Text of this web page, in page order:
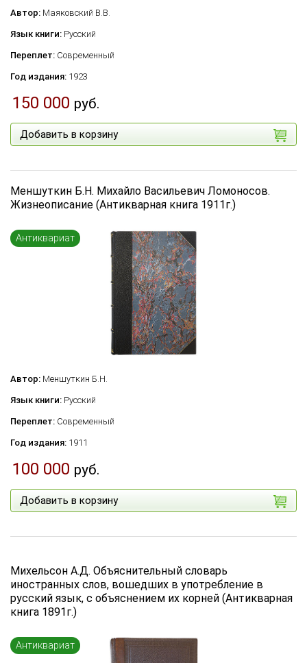
Автор: Маяковский В.В.
Язык книги: Русский
Переплет: Современный
Год издания: 1923
150 000 руб.
Добавить в корзину
Меншуткин Б.Н. Михайло Васильевич Ломоносов.
Жизнеописание (Антикварная книга 1911г.)
Антиквариат
Автор: Меншуткин Б.Н.
Язык книги: Русский
Переплет: Современный
Год издания: 1911
100 000 руб.
Добавить в корзину
Михельсон А.Д. Объяснительный словарь
иностранных слов, вошедших в употребление в
русский язык, с объяснением их корней (Антикварная
книга 1891г.)
Антиквариат